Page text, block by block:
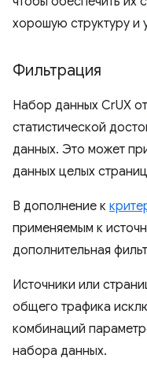
хорошую структуру и
Фильтрация
Набор данных CrUX
статистической
данных. Это может
данных целых
В дополнение к
применяемым к
дополнительная
Источники или
общего трафика
комбинаций
набора данных.